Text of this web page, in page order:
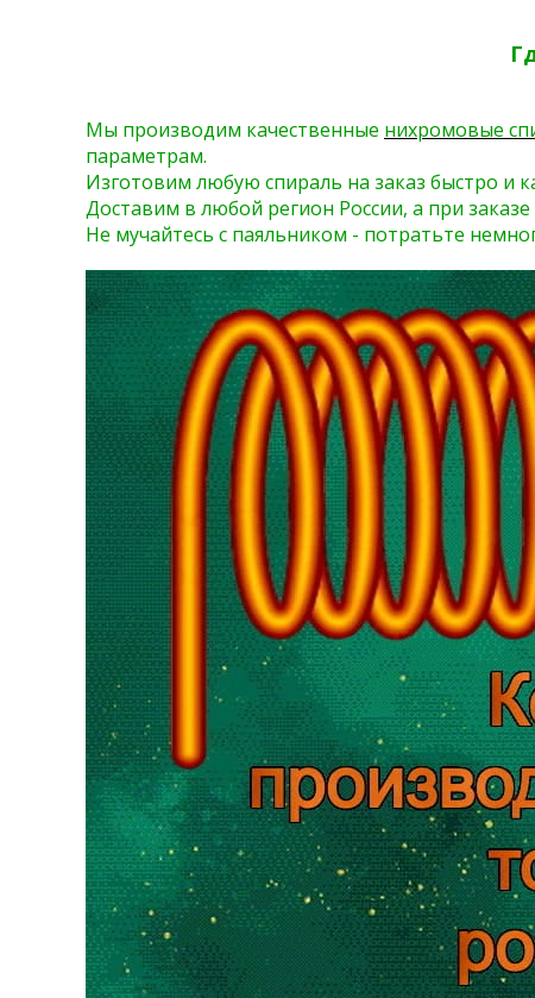
Мы производим качественные нихромовые
параметрам.
Изготовим любую спираль на заказ быстро и
Доставим в любой регион России, а при
Не мучайтесь с паяльником - потратьте